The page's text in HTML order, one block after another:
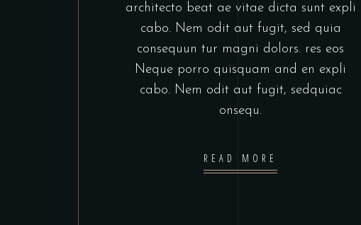
architecto beat ae vitae dicta sunt expli
cabo. Nem odit aut fugit, sed quia
consequun tur magni dolors. res eos
Neque porro quisquam and en expli
cabo. Nem odit aut fugit, sedquiac
onsequ.
READ MORE